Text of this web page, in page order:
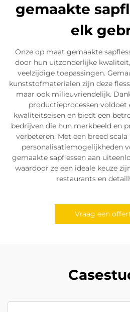
gemaakte
elk
Onze op maat gemaakte
door hun uitzonderlijke
veelzijdige toepassingen.
kunststofmaterialen zijn deze
maar ook milieuvriendelijk.
productieprocessen voldoet
kwaliteitseisen en biedt een
bedrijven die hun merkbeeld en
verbeteren. Met een breed
personalisatiemogelijkheden
gemaakte sapflessen aan
waardoor ze een ideale keuze
restaurants en
Vraag een